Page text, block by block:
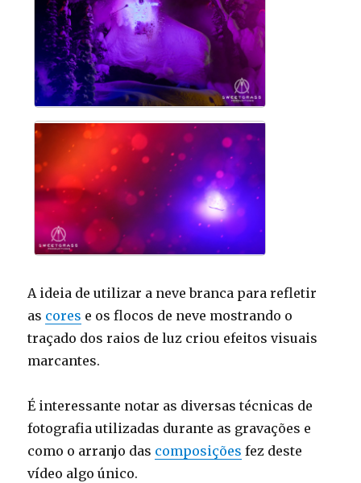
A ideia de utilizar a neve branca para refletir
as cores e os flocos de neve mostrando o
traçado dos raios de luz criou efeitos visuais
marcantes.
É interessante notar as diversas técnicas de
fotografia utilizadas durante as gravações e
como o arranjo das composições fez deste
vídeo algo único.